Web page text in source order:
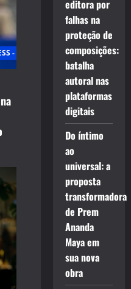
- ESPORTE
editora por
falhas na
proteção de
composições:
batalha
autoral nas
plataformas
digitais
Do íntimo
ao
universal: a
proposta
transformadora
de Prem
Ananda
Maya em
sua nova
obra